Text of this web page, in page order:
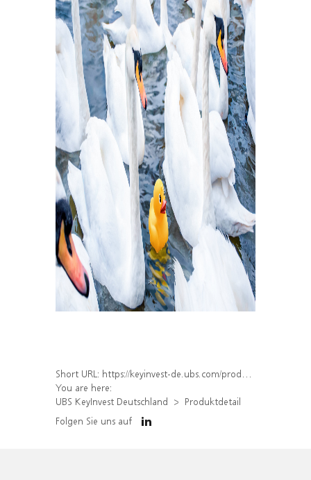
Short URL: https://keyinvest-de.ubs.com/produkt/detail/index/isin/DE000WA5BAU6
You are here:
UBS KeyInvest Deutschland
Produktdetail
Folgen Sie uns auf